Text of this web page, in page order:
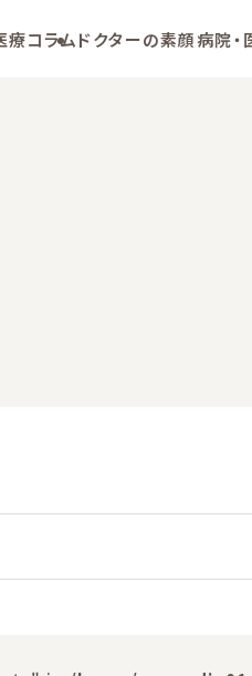
療コラムドクターの素顔病院